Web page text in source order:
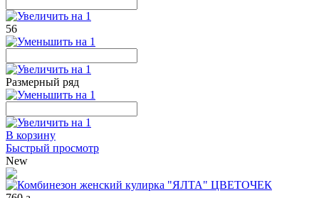
56
Размерный ряд
В корзину
Быстрый просмотр
New